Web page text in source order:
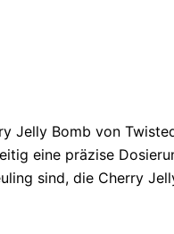
Jelly Bomb von
eine präzise
sind, die Cherry